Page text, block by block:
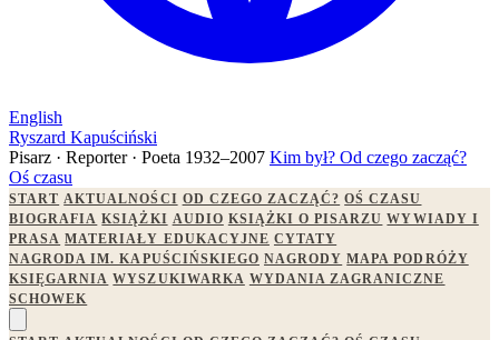
English
Ryszard Kapuściński
Pisarz · Reporter · Poeta 1932–2007 Kim był? Od czego zacząć?
Oś czasu
START AKTUALNOŚCI OD CZEGO ZACZĄĆ? OŚ CZASU
BIOGRAFIA KSIĄŻKI AUDIO KSIĄŻKI O PISARZU WYWIADY I
PRASA MATERIAŁY EDUKACYJNE CYTATY
NAGRODA IM. KAPUŚCIŃSKIEGO NAGRODY MAPA PODRÓŻY
KSIĘGARNIA WYSZUKIWARKA WYDANIA ZAGRANICZNE
SCHOWEK